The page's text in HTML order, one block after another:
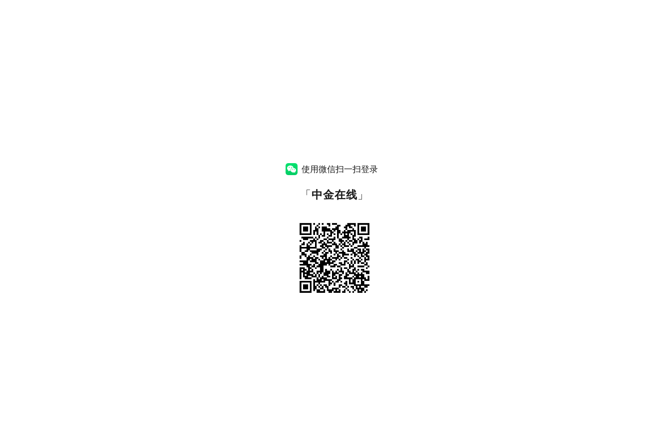
使用微信扫一扫登录
「中金在线 」